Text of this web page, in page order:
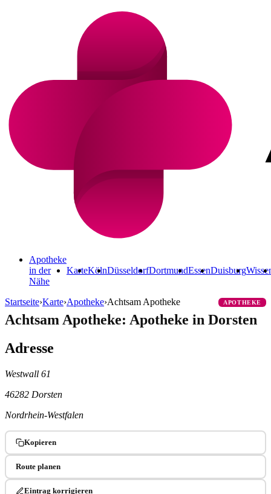
Apotheke
in der
Nähe
KarteKölnDüsseldorfDortmundEssenDuisburg
Startseite›Karte›Apotheke›Achtsam Apotheke APOTHEKE
Achtsam Apotheke: Apotheke in Dorsten
Adresse
Westwall 61
46282 Dorsten
Nordrhein-Westfalen
Kopieren
Route planen
Eintrag korrigieren